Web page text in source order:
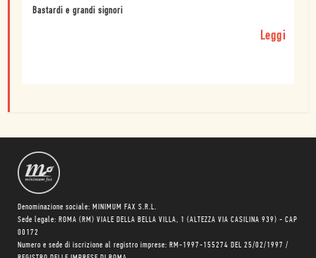
Bastardi e grandi signori
Leggi
Denominazione sociale: MINIMUM FAX S.R.L.
Sede legale: ROMA (RM) VIALE DELLA BELLA VILLA, 1 (ALTEZZA VIA CASILINA 939) - CAP
00172
Numero e sede di iscrizione al registro imprese: RM-1997-155274 DEL 25/02/1997 /